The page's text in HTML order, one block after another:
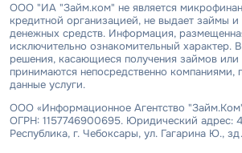
ООО "ИА "Займ.ком" не является
кредитной организацией, не выдает займы и
денежных средств. Информация,
исключительно ознакомительный характер.
решения, касающиеся получения займов или
принимаются непосредственно
данные услуги.
ООО «Информационное Агентство
ОГРН: 1157746900695. Юридический адрес:
Республика, г. Чебоксары, ул. Гагарина Ю.,